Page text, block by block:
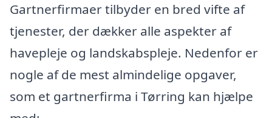
Gartnerfirmaer tilbyder en bred vifte af
tjenester, der dækker alle aspekter af
havepleje og landskabspleje. Nedenfor er
nogle af de mest almindelige opgaver,
som et gartnerfirma i Tørring kan hjælpe